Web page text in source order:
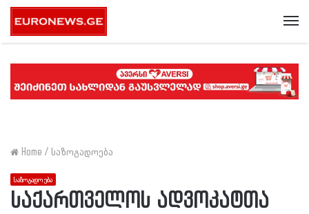
Home / საზოგადოება
საზოგადოება
საქართველოს ადვოკატთა